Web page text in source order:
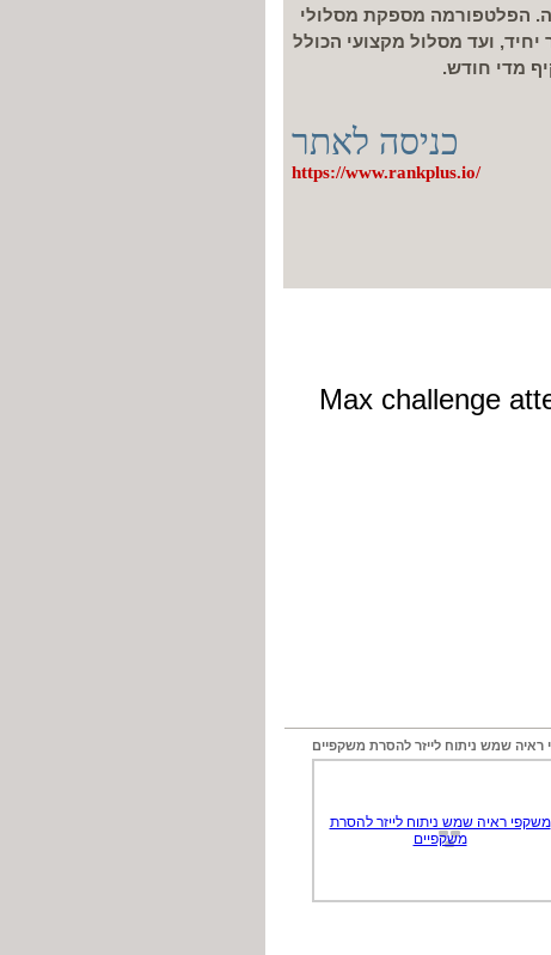
הפלטפורמה מספקת מסלולי
ועד מסלול מקצועי הכולל
מדי חודש.
כניסה לאתר
https://www.rankplus.io/
ראיה שמש ניתוח לייזר להסרת משקפיים